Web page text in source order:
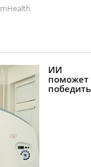
mHealth
ИИ
поможет
победить